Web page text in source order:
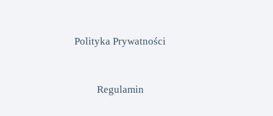
Polityka Prywatności
Regulamin